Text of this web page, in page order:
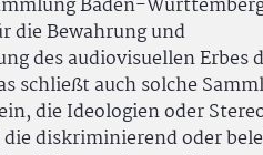
die Bewahrung und
des audiovisuellen Erbes
schließt auch solche
die Ideologien oder
diskriminierend oder